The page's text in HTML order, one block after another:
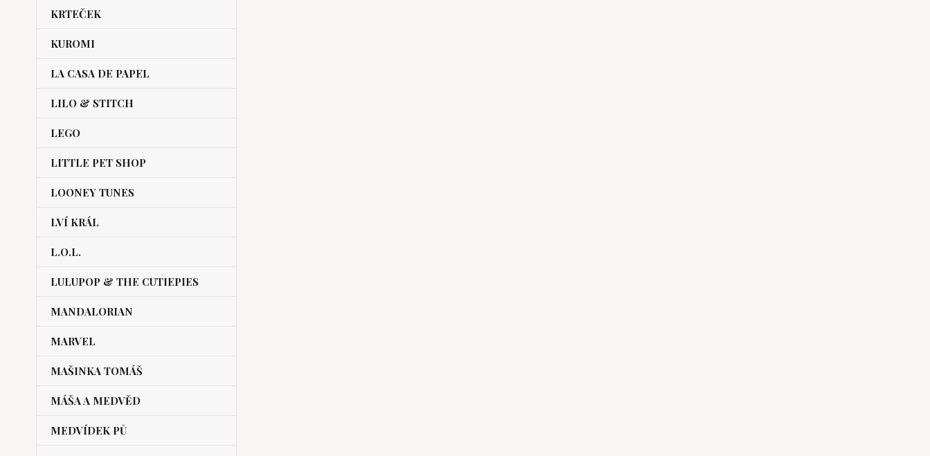
KRTEČEK
KUROMI
LA CASA DE PAPEL
LILO & STITCH
LEGO
LITTLE PET SHOP
LOONEY TUNES
LVÍ KRÁL
L.O.L.
LULUPOP & THE CUTIEPIES
MANDALORIAN
MARVEL
MAŠINKA TOMÁŠ
MÁŠA A MEDVĚD
MEDVÍDEK PŮ